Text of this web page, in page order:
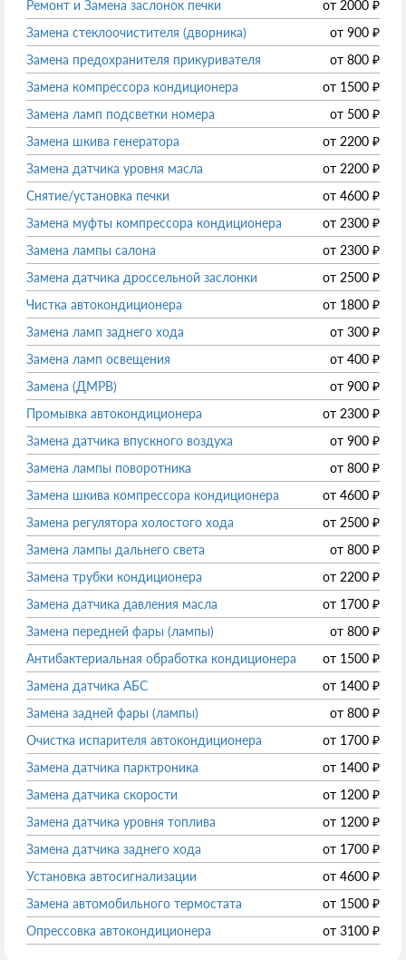
Ремонт и Замена заслонок печки от 2000 ₽
Замена стеклоочистителя (дворника)
от 900 ₽
Замена предохранителя прикуривателя
от 800 ₽
Замена компрессора кондиционера
от 1500 ₽
Замена ламп подсветки номера
от 500 ₽
Замена шкива генератора
от 2200 ₽
Замена датчика уровня масла
от 2200 ₽
Снятие/установка печки
от 4600 ₽
Замена муфты компрессора кондиционера
от 2300 ₽
Замена лампы салона
от 2300 ₽
Замена датчика дроссельной заслонки
от 2500 ₽
Чистка автокондиционера
от 1800 ₽
Замена ламп заднего хода
от 300 ₽
Замена ламп освещения
от 400 ₽
Замена (ДМРВ)
от 900 ₽
Промывка автокондиционера
от 2300 ₽
Замена датчика впускного воздуха
от 900 ₽
Замена лампы поворотника
от 800 ₽
Замена шкива компрессора кондиционера
от 4600 ₽
Замена регулятора холостого хода
от 2500 ₽
Замена лампы дальнего света
от 800 ₽
Замена трубки кондиционера
от 2200 ₽
Замена датчика давления масла
от 1700 ₽
Замена передней фары (лампы)
от 800 ₽
Антибактериальная обработка кондиционера
от 1500 ₽
Замена датчика АБС
от 1400 ₽
Замена задней фары (лампы)
от 800 ₽
Очистка испарителя автокондиционера
от 1700 ₽
Замена датчика парктроника
от 1400 ₽
Замена датчика скорости
от 1200 ₽
Замена датчика уровня топлива
от 1200 ₽
Замена датчика заднего хода
от 1700 ₽
Установка автосигнализации
от 4600 ₽
Замена автомобильного термостата
от 1500 ₽
Опрессовка автокондиционера
от 3100 ₽